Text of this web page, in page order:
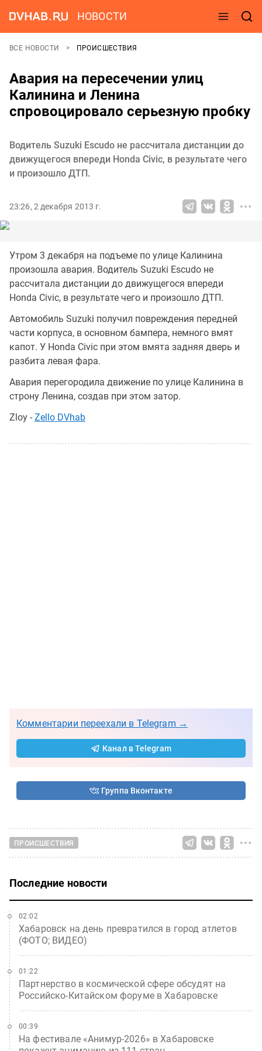
НОВОСТИ
ВСЕ НОВОСТИ ПРОИСШЕСТВИЯ
Авария на пересечении улиц
Калинина и Ленина
спровоцировало серьезную пробку
Водитель Suzuki Escudo не рассчитала дистанции до
движущегося впереди Honda Civic, в результате чего
и произошло ДТП.
23:26, 2 декабря 2013 г.
Утром 3 декабря на подъеме по улице Калинина
произошла авария. Водитель Suzuki Escudo не
рассчитала дистанции до движущегося впереди
Honda Civic, в результате чего и произошло ДТП.
Автомобиль Suzuki получил повреждения передней
части корпуса, в основном бампера, немного вмят
капот. У Honda Civic при этом вмята задняя дверь и
разбита левая фара.
Авария перегородила движение по улице Калинина в
строну Ленина, создав при этом затор.
Zloy - Zello DVhab
Комментарии переехали в Telegram →
Канал в Telegram
Группа Вконтакте
ПРОИСШЕСТВИЯ
Последние новости
Хабаровск на день превратился в город атлетов
(ФОТО; ВИДЕО)
02:02
Партнерство в космической сфере обсудят на
Российско-Китайском форуме в Хабаровске
01:22
На фестивале «Анимур-2026» в Хабаровске
00:39